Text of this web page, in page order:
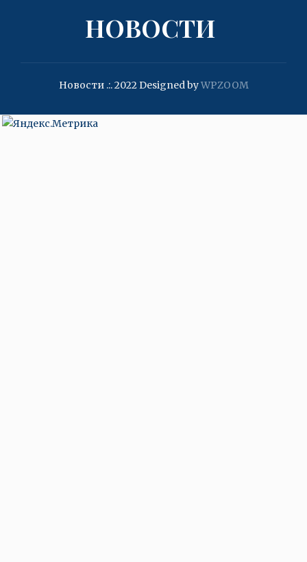
НОВОСТИ
Новости .:. 2022Designed byWPZOOM